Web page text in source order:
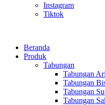
Instagram
Tiktok
Beranda
Produk
Tabungan
Tabungan
Tabungan
Tabungan
Tabungan